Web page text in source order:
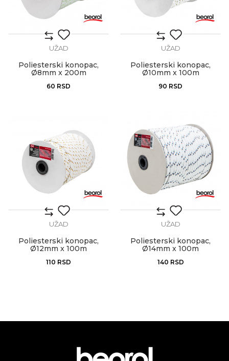
UŽAD
Poliesterski konopac,
Ø8mm x 200m
60 RSD
UŽAD
Poliesterski konopac,
Ø10mm x 100m
90 RSD
UŽAD
Poliesterski konopac,
Ø12mm x 100m
110 RSD
UŽAD
Poliesterski konopac,
Ø14mm x 100m
140 RSD